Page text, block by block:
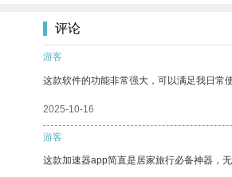
评论
游客
这款软件的功能非常强大，可以满足我日常
2025-10-16
游客
这款加速器app简直是居家旅行必备神器，